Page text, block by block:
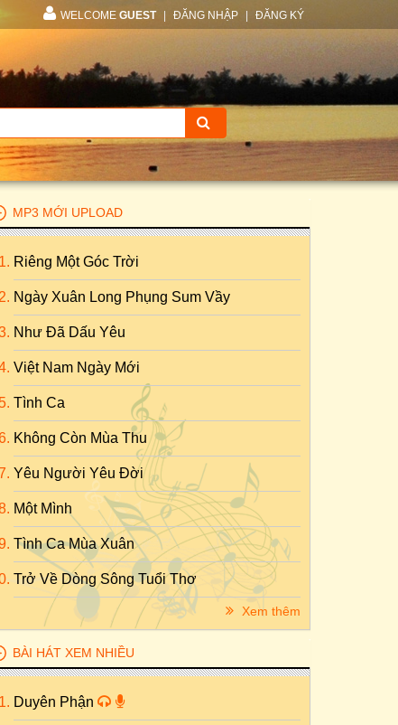
WELCOME GUEST ĐĂNG NHẬP ĐĂNG KÝ
MP3 MỚI UPLOAD
Riêng Một Góc Trời
Ngày Xuân Long Phụng Sum Vầy
Như Đã Dấu Yêu
Việt Nam Ngày Mới
Tình Ca
Không Còn Mùa Thu
Yêu Người Yêu Đời
Một Mình
Tình Ca Mùa Xuân
Trở Về Dòng Sông Tuổi Thơ
Xem thêm
BÀI HÁT XEM NHIỀU
Duyên Phận